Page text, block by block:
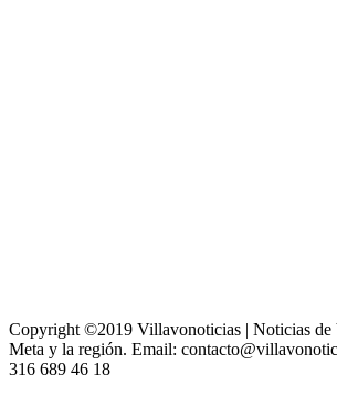
Copyright ©2019 Villavonoticias | Noticias de
Meta y la región. Email:
316 689 46 18